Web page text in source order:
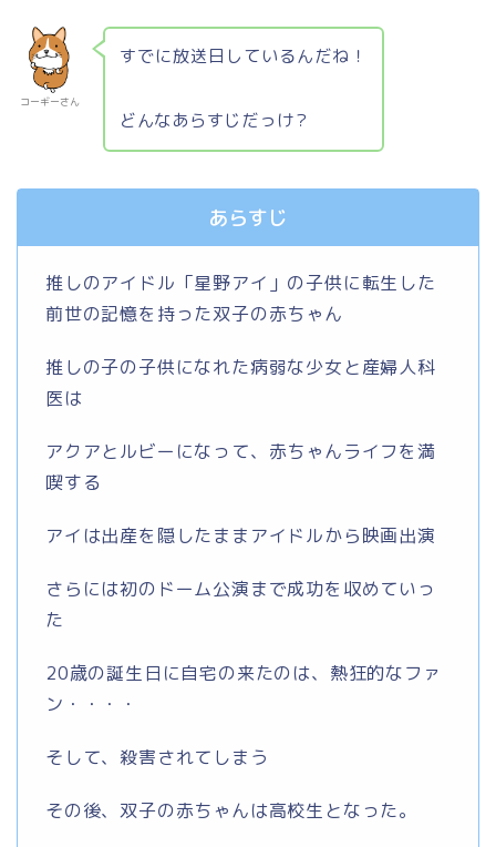
コーギーさん
すでに放送日しているんだね！
どんなあらすじだっけ？
あらすじ
推しのアイドル「星野アイ」の子供に転生した
前世の記憶を持った双子の赤ちゃん
推しの子の子供になれた病弱な少女と産婦人科
医は
アクアとルビーになって、赤ちゃんライフを満
喫する
アイは出産を隠したままアイドルから映画出演
さらには初のドーム公演まで成功を収めていっ
た
20歳の誕生日に自宅の来たのは、熱狂的なファ
ン・・・・
そして、殺害されてしまう
その後、双子の赤ちゃんは高校生となった。